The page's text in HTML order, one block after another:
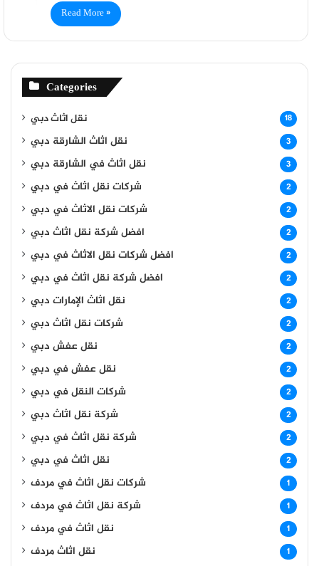
Read More »
Categories
نقل اثاث دبي 18
نقل اثاث الشارقة دبي 3
نقل اثاث في الشارقة دبي 3
شركات نقل اثاث في دبي 2
شركات نقل الاثاث في دبي 2
افضل شركة نقل اثاث دبي 2
افضل شركات نقل الاثاث في دبي 2
افضل شركة نقل اثاث في دبي 2
نقل اثاث الإمارات دبي 2
شركات نقل اثاث دبي 2
نقل عفش دبي 2
نقل عفش في دبي 2
شركات النقل في دبي 2
شركة نقل اثاث دبي 2
شركة نقل اثاث في دبي 2
نقل اثاث في دبي 2
شركات نقل اثاث في مردف 1
شركة نقل اثاث في مردف 1
نقل اثاث في مردف 1
نقل اثاث مردف 1